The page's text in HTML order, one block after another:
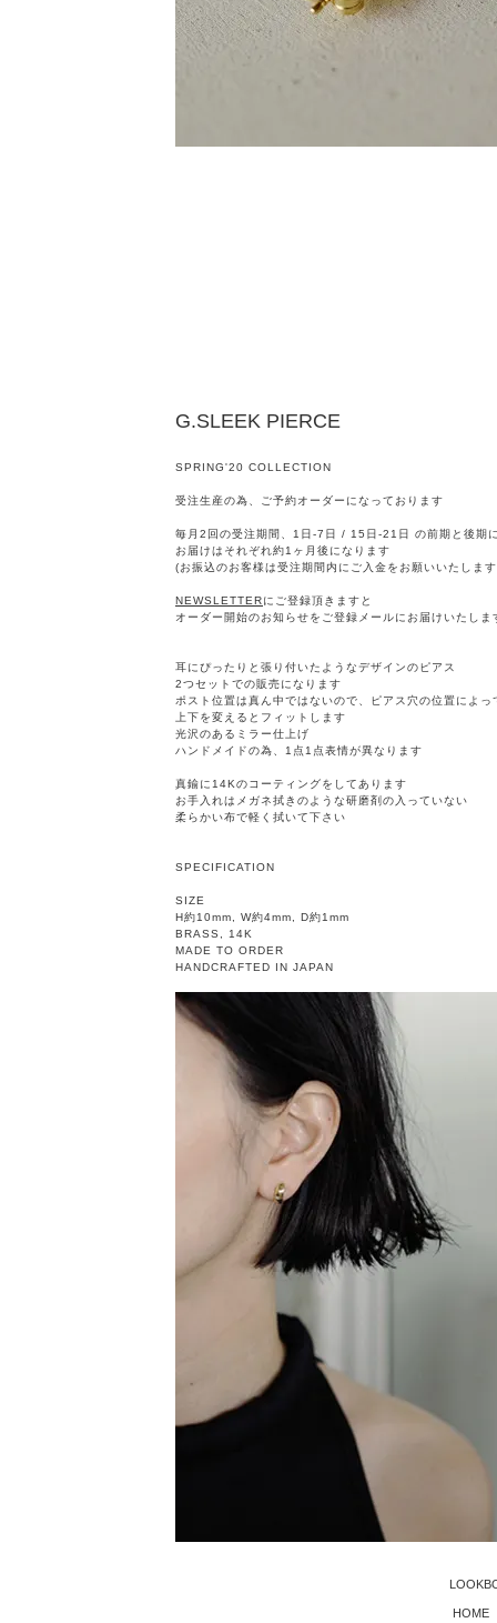
G.SLEEK PIERCE
SPRING'20 COLLECTION
受注生産の為、ご予約オーダーになっております
毎月2回の受注期間、1日-7日 / 15日-21日 の前期と後期
お届けはそれぞれ約1ヶ月後になります
(お振込のお客様は受注期間内にご入金をお願いいたしま
NEWSLETTERにご登録頂きますと
オーダー開始のお知らせをご登録メールにお届けいたしま
耳にぴったりと張り付いたようなデザインのピアス
2つセットでの販売になります
ポスト位置は真ん中ではないので、ピアス穴の位置によっ
上下を変えるとフィットします
光沢のあるミラー仕上げ
ハンドメイドの為、1点1点表情が異なります
真鍮に14Kのコーティングをしてあります
お手入れはメガネ拭きのような研磨剤の入っていない
柔らかい布で軽く拭いて下さい
SPECIFICATION
SIZE
H約10mm, W約4mm, D約1mm
BRASS, 14K
MADE TO ORDER
HANDCRAFTED IN JAPAN
HOME